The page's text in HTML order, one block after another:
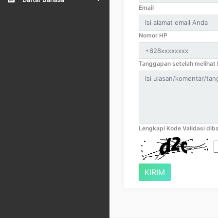
Email
Nomor HP
Tanggapan setelah melihat
Lengkapi Kode Validasi